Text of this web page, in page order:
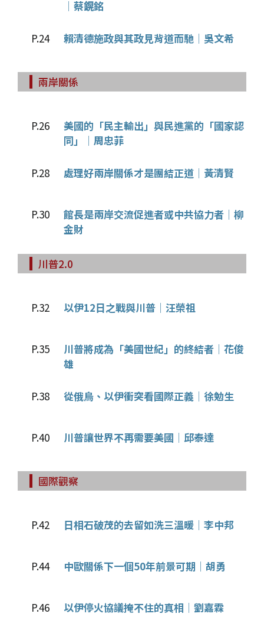
│蔡鎤銘
P.24 賴清德施政與其政見背道而馳│吳文希
兩岸關係
P.26
美國的「民主輸出」與民進黨的「國家認
同」│周忠菲
P.28 處理好兩岸關係才是團結正道│黃清賢
P.30
館長是兩岸交流促進者或中共協力者│柳
金財
川普2.0
P.32 以伊12日之戰與川普│汪榮祖
P.35
川普將成為「美國世紀」的終結者│花俊
雄
P.38 從俄烏、以伊衝突看國際正義│徐勉生
P.40 川普讓世界不再需要美國│邱泰達
國際觀察
P.42 日相石破茂的去留如洗三溫暖│李中邦
P.44 中歐關係下一個50年前景可期│胡勇
P.46 以伊停火協議掩不住的真相│劉嘉霖